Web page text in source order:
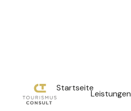
Startseite
Leistungen